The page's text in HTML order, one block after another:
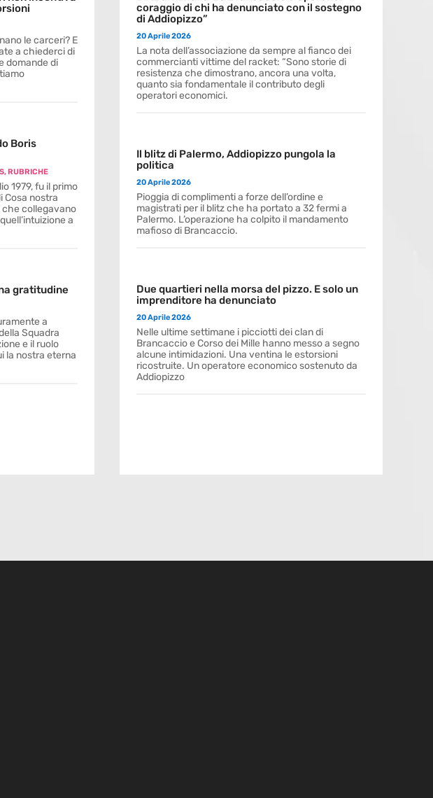
le carceri? E
a chiederci di
domande di
Boris
,RUBRICHE
1979, fu il primo
Cosa nostra
che collegavano
a
gratitudine
a
Squadra
e il ruolo
la nostra eterna
coraggio di chi ha denunciato con il sostegno
di Addiopizzo”
20 Aprile 2026
La nota dell’associazione da sempre al fianco dei
commercianti vittime del racket: “Sono storie di
resistenza che dimostrano, ancora una volta,
quanto sia fondamentale il contributo degli
operatori economici.
Il blitz di Palermo, Addiopizzo pungola la
politica
20 Aprile 2026
Pioggia di complimenti a forze dell’ordine e
magistrati per il blitz che ha portato a 32 fermi a
Palermo. L’operazione ha colpito il mandamento
mafioso di Brancaccio.
Due quartieri nella morsa del pizzo. E solo un
imprenditore ha denunciato
20 Aprile 2026
Nelle ultime settimane i picciotti dei clan di
Brancaccio e Corso dei Mille hanno messo a segno
alcune intimidazioni. Una ventina le estorsioni
ricostruite. Un operatore economico sostenuto da
Addiopizzo